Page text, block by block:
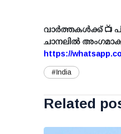
വാർത്തകൾക്ക് 📺
ചാനലിൽ
https://
#India
Related